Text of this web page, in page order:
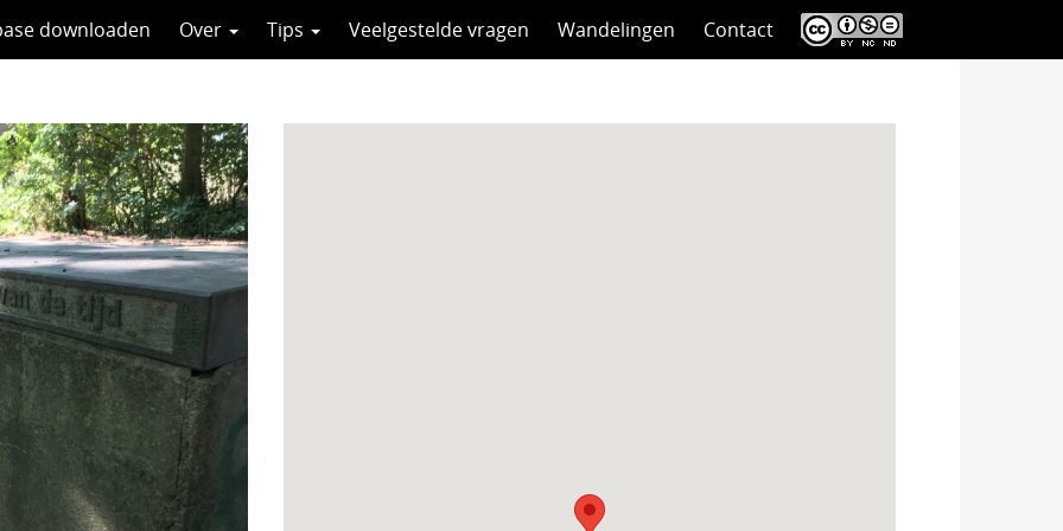
downloaden Over Tips Veelgestelde vragen Wandelingen Contact